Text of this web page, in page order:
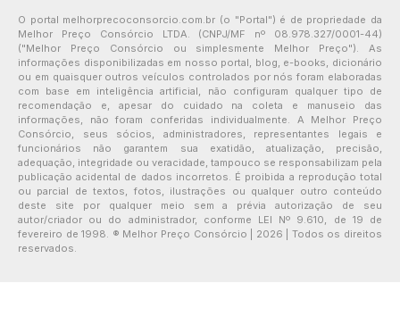
O portal melhorprecoconsorcio.com.br (o "Portal") é de propriedade da
Melhor Preço Consórcio LTDA. (CNPJ/MF nº 08.978.327/0001-44)
("Melhor Preço Consórcio ou simplesmente Melhor Preço"). As
informações disponibilizadas em nosso portal, blog, e-books, dicionário
ou em quaisquer outros veículos controlados por nós foram elaboradas
com base em inteligência artificial, não configuram qualquer tipo de
recomendação e, apesar do cuidado na coleta e manuseio das
informações, não foram conferidas individualmente. A Melhor Preço
Consórcio, seus sócios, administradores, representantes legais e
funcionários não garantem sua exatidão, atualização, precisão,
adequação, integridade ou veracidade, tampouco se responsabilizam pela
publicação acidental de dados incorretos. É proibida a reprodução total
ou parcial de textos, fotos, ilustrações ou qualquer outro conteúdo
deste site por qualquer meio sem a prévia autorização de seu
autor/criador ou do administrador, conforme LEI Nº 9.610, de 19 de
fevereiro de 1998. ® Melhor Preço Consórcio | 2026 | Todos os direitos
reservados.